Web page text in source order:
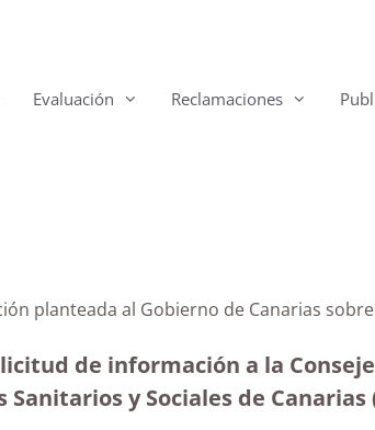
Evaluación Reclamaciones
planteada al Gobierno de Canarias
de información a la
y Sociales de Canarias